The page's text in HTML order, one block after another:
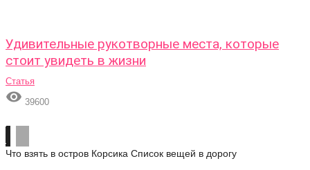
Удивительные рукотворные места, которые
стоит увидеть в жизни
Статья
 39600
Что взять в остров Корсика Список вещей в дорогу